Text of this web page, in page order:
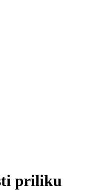
priliku